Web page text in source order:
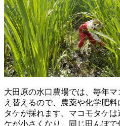
大田原の水口農場では、毎年
え替えるので、農薬や化学肥
タケが採れます。マコモタケ
ケが小さくなり、同じ田んぼ